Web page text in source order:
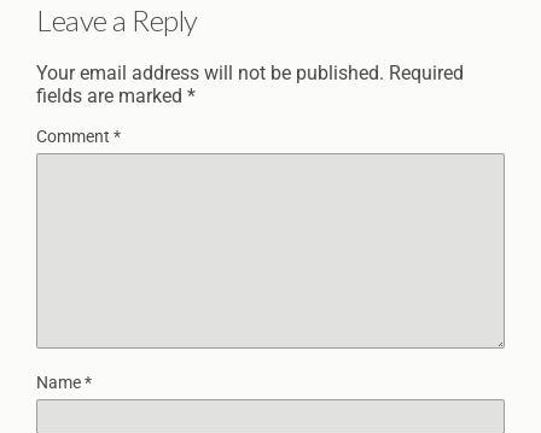
Leave a Reply
Your email address will not be published. Required
fields are marked *
Comment *
Name*